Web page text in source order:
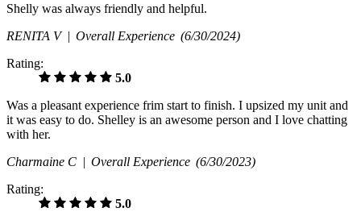
Shelly was always friendly and helpful.
RENITA V | Overall Experience (6/30/2024)
Rating:
5.0
Was a pleasant experience frim start to finish. I upsized my unit and
it was easy to do. Shelley is an awesome person and I love chatting
with her.
Charmaine C | Overall Experience (6/30/2023)
Rating:
5.0